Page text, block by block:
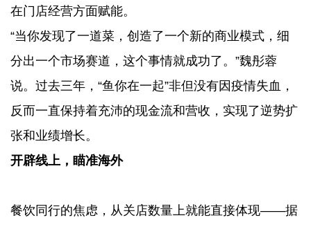
在门店经营方面赋能。
“当你发现了一道菜，创造了一个新的商业模式，细
分出一个市场赛道，这个事情就成功了。”魏彤蓉
说。过去三年，“鱼你在一起”非但没有因疫情失血，
反而一直保持着充沛的现金流和营收，实现了逆势扩
张和业绩增长。
开辟线上，瞄准海外
餐饮同行的焦虑，从关店数量上就能直接体现——据